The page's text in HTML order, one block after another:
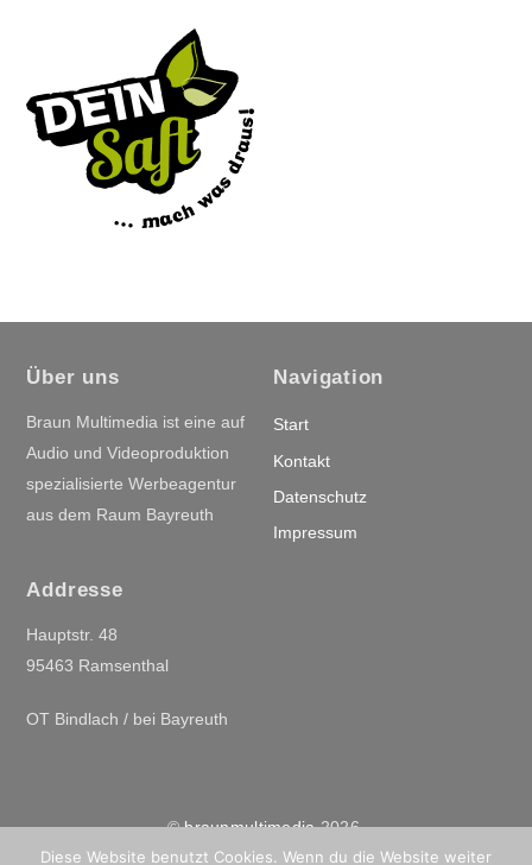
Über uns
Braun Multimedia ist eine auf
Audio und Videoproduktion
spezialisierte Werbeagentur
aus dem Raum Bayreuth
Navigation
Start
Kontakt
Datenschutz
Impressum
Addresse
Hauptstr. 48
95463 Ramsenthal
OT Bindlach / bei Bayreuth
©braunmultimedia2026
Powered by WordPress•Themify WordPress Themes
Diese Website benutzt Cookies. Wenn du die Website weiter